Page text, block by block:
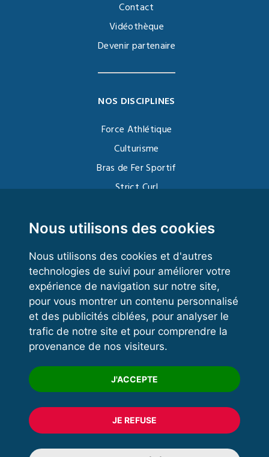
Nous utilisons des cookies
Nous utilisons des cookies et d'autres
technologies de suivi pour améliorer votre
expérience de navigation sur notre site,
pour vous montrer un contenu personnalisé
et des publicités ciblées, pour analyser le
trafic de notre site et pour comprendre la
provenance de nos visiteurs.
J'ACCEPTE
JE REFUSE
Contact
Vidéothèque
Devenir partenaire
NOS DISCIPLINES
Force Athlétique
Culturisme
Bras de Fer Sportif
Strict Curl
Kettlebell
VOS ESPACES
Espace dirigeant
Espace licencié
Trouver un club
Formation
© 2020 FFFORCE Tous droits réservés
Mentions légales